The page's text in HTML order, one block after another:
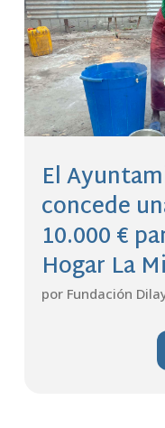
El
concede
10.000 €
Hogar La
por Fundación